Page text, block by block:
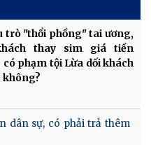
trò "thổi phồng" tai ương,
thay sim giá tiền
phạm tội Lừa dối khách
không?
dân sự, có phải trả thêm